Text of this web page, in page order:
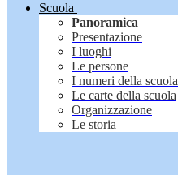
Scuola
Panoramica
Presentazione
I luoghi
Le persone
I numeri della scuola
Le carte della scuola
Organizzazione
Le storia